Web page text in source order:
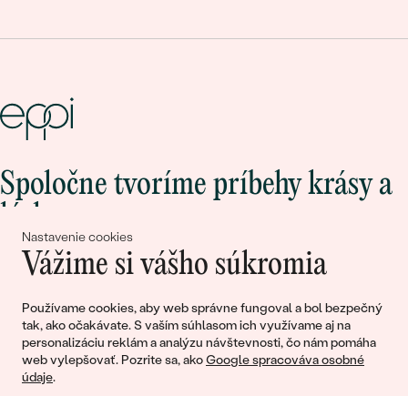
Nastavenie cookies
Vážime si vášho súkromia
Používame cookies, aby web správne fungoval a bol bezpečný
tak, ako očakávate. S vaším súhlasom ich využívame aj na
personalizáciu reklám a analýzu návštevnosti, čo nám pomáha
web vylepšovať. Pozrite sa, akoGoogle spracováva osobné
údaje.
Spoločne tvoríme príbehy krásy a
Pripojte sa k nám!